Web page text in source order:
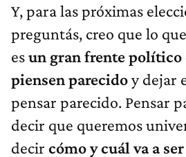
Y, para las próximas
preguntás, creo que lo
esun gran frente político
piensen parecidoy dejar
pensar parecido. Pensar
decir que queremos
decir cómo y cuál va a